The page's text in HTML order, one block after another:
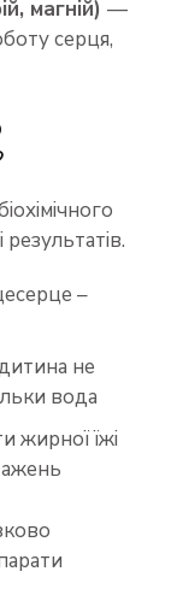
магній) —
серця,
–
не
вода
жирної їжі